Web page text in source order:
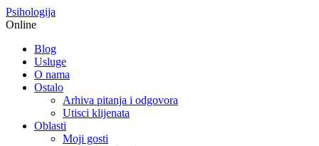
Psihologija
Online
Blog
Usluge
O nama
Ostalo
Arhiva pitanja i odgovora
Utisci klijenata
Oblasti
Moji gosti